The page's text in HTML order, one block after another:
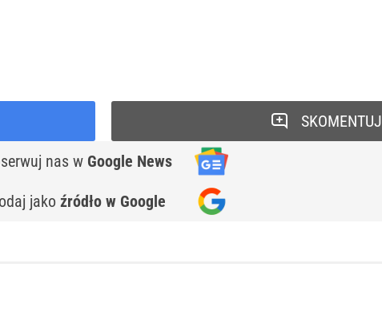
nas w Google News
jako źródło w Google
SKOMENTUJ